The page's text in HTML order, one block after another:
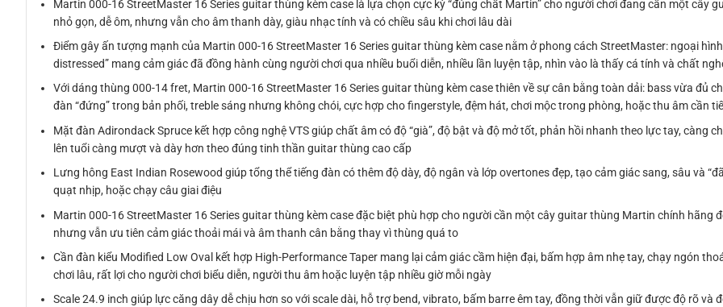
Martin 000-16 StreetMaster 16 Series guitar thùng kèm case là lựa chọn cực kỳ “đúng chất Martin” cho người chơi đang cần một cây
nhỏ gọn, dễ ôm, nhưng vẫn cho âm thanh dày, giàu nhạc tính và có chiều sâu khi chơi lâu dài
Điểm gây ấn tượng mạnh của Martin 000-16 StreetMaster 16 Series guitar thùng kèm case nằm ở phong cách StreetMaster: ngoại
distressed” mang cảm giác đã đồng hành cùng người chơi qua nhiều buổi diễn, nhiều lần luyện tập, nhìn vào là thấy cá tính và chất
Với dáng thùng 000-14 fret, Martin 000-16 StreetMaster 16 Series guitar thùng kèm case thiên về sự cân bằng toàn dải: bass vừa đủ
đàn “đứng” trong bản phối, treble sáng nhưng không chói, cực hợp cho fingerstyle, đệm hát, chơi mộc trong phòng, hoặc thu âm cần
Mặt đàn Adirondack Spruce kết hợp công nghệ VTS giúp chất âm có độ “già”, độ bật và độ mở tốt, phản hồi nhanh theo lực tay, càng
lên tuổi càng mượt và dày hơn theo đúng tinh thần guitar thùng cao cấp
Lưng hông East Indian Rosewood giúp tổng thể tiếng đàn có thêm độ dày, độ ngân và lớp overtones đẹp, tạo cảm giác sang, sâu và
quạt nhịp, hoặc chạy câu giai điệu
Martin 000-16 StreetMaster 16 Series guitar thùng kèm case đặc biệt phù hợp cho người cần một cây guitar thùng Martin chính hãng
nhưng vẫn ưu tiên cảm giác thoải mái và âm thanh cân bằng thay vì thùng quá to
Cần đàn kiểu Modified Low Oval kết hợp High-Performance Taper mang lại cảm giác cầm hiện đại, bấm hợp âm nhẹ tay, chạy ngón
chơi lâu, rất lợi cho người chơi biểu diễn, người thu âm hoặc luyện tập nhiều giờ mỗi ngày
Scale 24.9 inch giúp lực căng dây dễ chịu hơn so với scale dài, hỗ trợ bend, vibrato, bấm barre êm tay, đồng thời vẫn giữ được độ rõ và